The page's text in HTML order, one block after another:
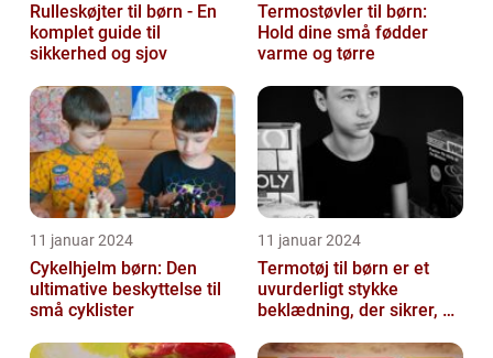
Rulleskøjter til børn - En
komplet guide til
sikkerhed og sjov
Termostøvler til børn:
Hold dine små fødder
varme og tørre
11 januar 2024
Cykelhjelm børn: Den
ultimative beskyttelse til
små cyklister
11 januar 2024
Termotøj til børn er et
uvurderligt stykke
beklædning, der sikrer, at
sjæle ...